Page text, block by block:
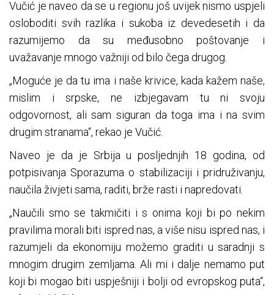
Vučić je naveo da se u regionu još uvijek nismo uspjeli
osloboditi svih razlika i sukoba iz devedesetih i da
razumijemo da su međusobno poštovanje i
uvažavanje mnogo važniji od bilo čega drugog.
„Moguće je da tu ima i naše krivice, kada kažem naše,
mislim i srpske, ne izbjegavam tu ni svoju
odgovornost, ali sam siguran da toga ima i na svim
drugim stranama“, rekao je Vučić.
Naveo je da je Srbija u posljednjih 18 godina, od
potpisivanja Sporazuma o stabilizaciji i pridruživanju,
naučila živjeti sama, raditi, brže rasti i napredovati.
„Naučili smo se takmičiti i s onima koji bi po nekim
pravilima morali biti ispred nas, a više nisu ispred nas, i
razumjeli da ekonomiju možemo graditi u saradnji s
mnogim drugim zemljama. Ali mi i dalje nemamo put
koji bi mogao biti uspješniji i bolji od evropskog puta“,